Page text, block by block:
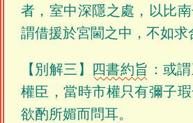
者，室中深隱之處，以比
謂借援於宮閫之中，不如求
【別解三】 四書約旨 ：或
權臣，當時市權只有彌子
欲酌所媚而問耳。